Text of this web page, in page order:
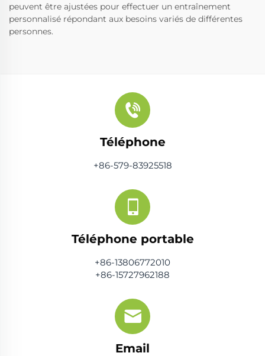
peuvent être ajustées pour effectuer un entraînement
personnalisé répondant aux besoins variés de différentes
personnes.
Téléphone
+86-579-83925518
Téléphone portable
+86-13806772010
+86-15727962188
Email